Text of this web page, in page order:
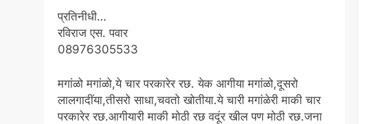
प्रतिनीधी…
रविराज एस. पवार
08976305533
मगांळो मगांळो,ये चार परकारेर रछ. येक आगीया मगांळो,दूसरो
लालगादींया,तीसरो साधा,चवतो खोतीया.ये चारी मगांळेरी माकी चार
परकारेर रछ.आगीयारी माकी मोठी रछ वदूंर खील पण मोठी रछ.जना